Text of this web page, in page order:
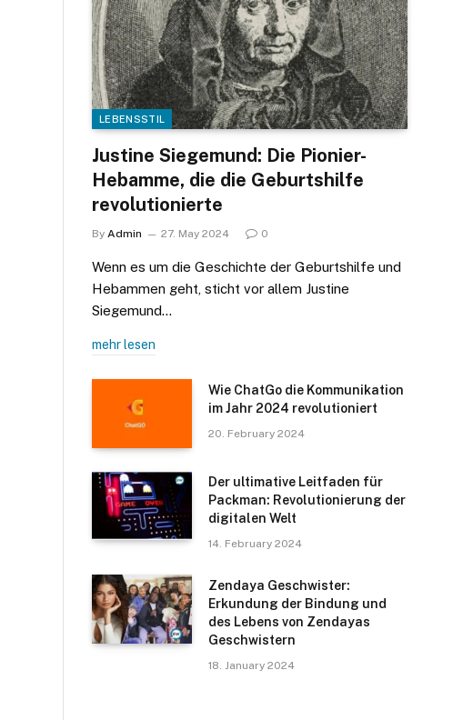
LEBENSSTIL
Justine Siegemund: Die Pionier-
Hebamme, die die Geburtshilfe
revolutionierte
By Admin 27. May 2024 0
Wenn es um die Geschichte der Geburtshilfe und
Hebammen geht, sticht vor allem Justine
Siegemund…
mehr lesen
Wie ChatGo die Kommunikation
im Jahr 2024 revolutioniert
20. February 2024
Der ultimative Leitfaden für
Packman: Revolutionierung der
digitalen Welt
14. February 2024
Zendaya Geschwister:
Erkundung der Bindung und
des Lebens von Zendayas
Geschwistern
18. January 2024